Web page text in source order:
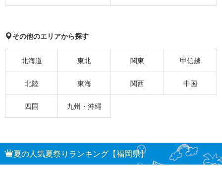
その他のエリアから探す
北海道 東北 関東 甲信越
北陸 東海 関西 中国
四国 九州・沖縄
夏の人気夏祭りランキング【福岡県】